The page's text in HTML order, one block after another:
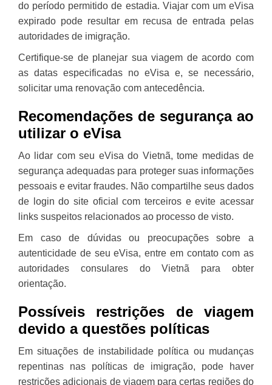
do período permitido de estadia. Viajar com um eVisa
expirado pode resultar em recusa de entrada pelas
autoridades de imigração.
Certifique-se de planejar sua viagem de acordo com
as datas especificadas no eVisa e, se necessário,
solicitar uma renovação com antecedência.
Recomendações de segurança ao
utilizar o eVisa
Ao lidar com seu eVisa do Vietnã, tome medidas de
segurança adequadas para proteger suas informações
pessoais e evitar fraudes. Não compartilhe seus dados
de login do site oficial com terceiros e evite acessar
links suspeitos relacionados ao processo de visto.
Em caso de dúvidas ou preocupações sobre a
autenticidade de seu eVisa, entre em contato com as
autoridades consulares do Vietnã para obter
orientação.
Possíveis restrições de viagem
devido a questões políticas
Em situações de instabilidade política ou mudanças
repentinas nas políticas de imigração, pode haver
restrições adicionais de viagem para certas regiões do